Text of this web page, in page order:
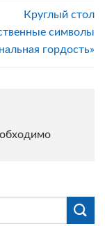
Круглый стол
символы
гордость»